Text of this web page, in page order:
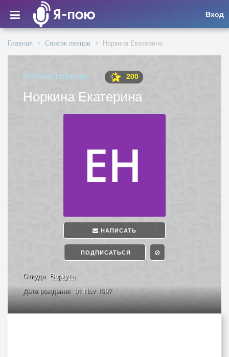
Вход
Главная Список певцов Норкина Екатерина
ИСПОЛНИТЕЛЬНИЦА 200
Норкина Екатерина
НАПИСАТЬ
ПОДПИСАТЬСЯ
Откуда Воркута
Дата рождения 01 Nov 1997